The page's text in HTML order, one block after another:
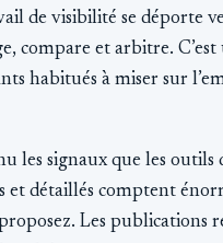
de visibilité se déporte
compare et arbitre.
habitués à miser sur
les signaux que les outils
et détaillés comptent
Les publications